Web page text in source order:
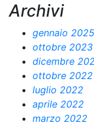
Archivi
gennaio 2025
ottobre 2023
dicembre
ottobre 2022
luglio 2022
aprile 2022
marzo 2022